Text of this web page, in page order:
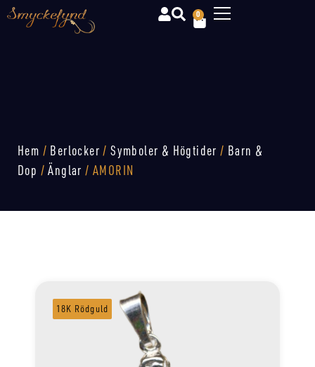
0
Hem / Berlocker /Symboler & Högtider / Barn &
Dop /Änglar / AMORIN
18K Rödguld